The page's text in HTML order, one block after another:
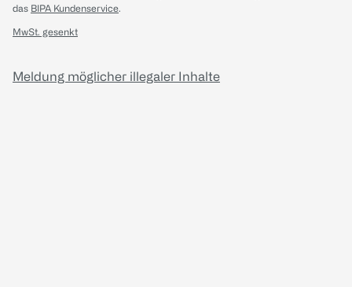
das BIPA Kundenservice.
MwSt. gesenkt
Meldung möglicher illegaler Inhalte